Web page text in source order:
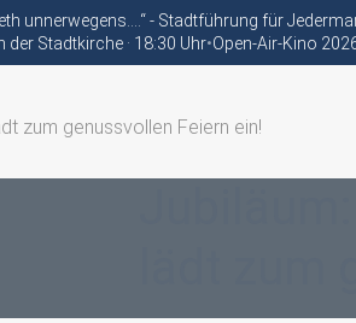
unnerwegens….“ - Stadtführung für
der Stadtkirche · 18:30 Uhr•Open-Air-Kino
zum genussvollen Feiern ein!
lädt zum